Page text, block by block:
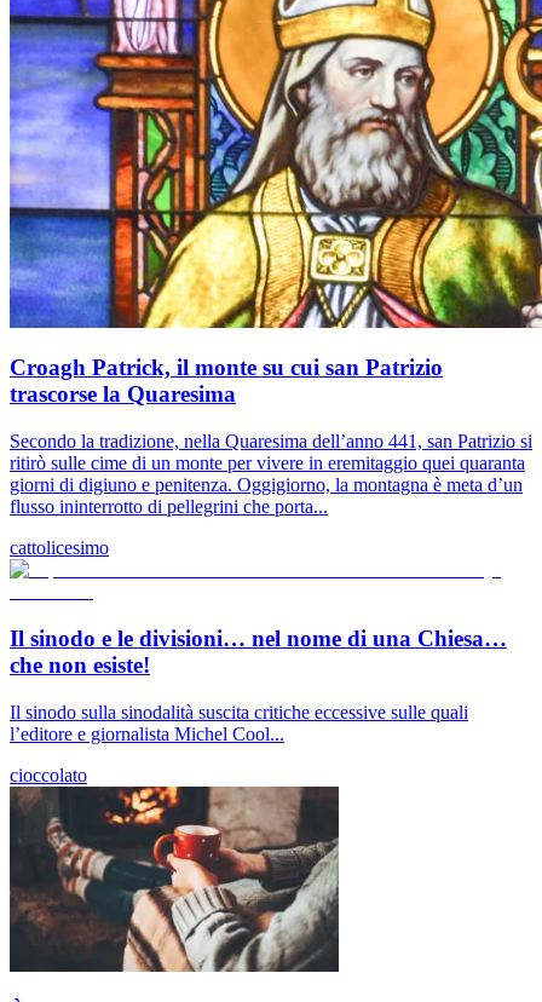
Croagh Patrick, il monte su cui san Patrizio
trascorse la Quaresima
Secondo la tradizione, nella Quaresima dell’anno 441, san Patrizio si
ritirò sulle cime di un monte per vivere in eremitaggio quei quaranta
giorni di digiuno e penitenza. Oggigiorno, la montagna è meta d’un
flusso ininterrotto di pellegrini che porta...
cattolicesimo
Il sinodo e le divisioni… nel nome di una Chiesa…
che non esiste!
Il sinodo sulla sinodalità suscita critiche eccessive sulle quali
l’editore e giornalista Michel Cool...
cioccolato